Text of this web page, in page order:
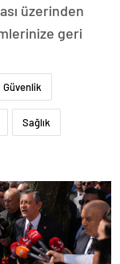
üzerinden
geri
Güvenlik
Sağlık